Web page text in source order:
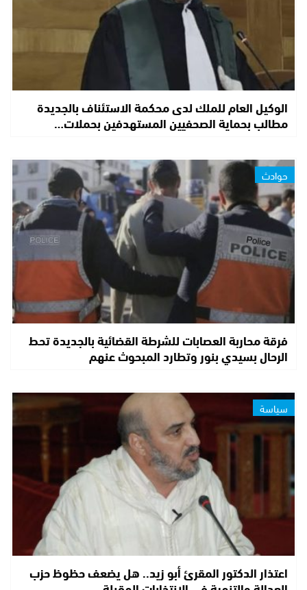
الوكيل العام للملك لدى محكمة الاستئناف بالجديدة
مطالب بحماية الصحفيين المستهدفين بحملات…
حوادث
فرقة محاربة العصابات للشرطة القضائية بالجديدة تحط
الرحال بسيدي بنور وتطارد المبحوث عنهم
سياسة
اعتذار الدكتور المقرئ أبو زيد.. هل يضعف حظوظ حزب